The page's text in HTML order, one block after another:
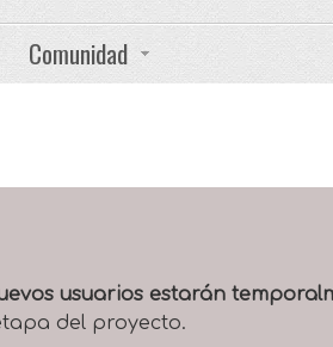
Comunidad
usuarios estarán
del proyecto.